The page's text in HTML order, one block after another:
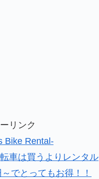
リンク
Bike Rental-
車は買うよりレンタル
でとってもお得！！